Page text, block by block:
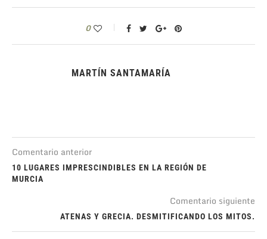
0
MARTÍN SANTAMARÍA
Comentario anterior
10 LUGARES IMPRESCINDIBLES EN LA REGIÓN DE
MURCIA
Comentario siguiente
ATENAS Y GRECIA. DESMITIFICANDO LOS MITOS.